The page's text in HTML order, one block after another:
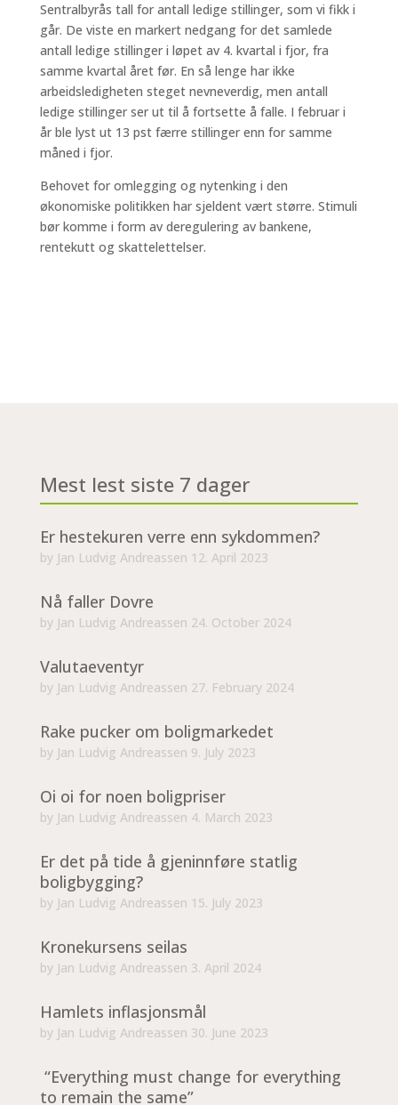
Sentralbyrås tall for antall ledige stillinger, som vi fikk i
går. De viste en markert nedgang for det samlede
antall ledige stillinger i løpet av 4. kvartal i fjor, fra
samme kvartal året før. En så lenge har ikke
arbeidsledigheten steget nevneverdig, men antall
ledige stillinger ser ut til å fortsette å falle. I februar i
år ble lyst ut 13 pst færre stillinger enn for samme
måned i fjor.
Behovet for omlegging og nytenking i den
økonomiske politikken har sjeldent vært større. Stimuli
bør komme i form av deregulering av bankene,
rentekutt og skattelettelser.
Mest lest siste 7 dager
Er hestekuren verre enn sykdommen?
by Jan Ludvig Andreassen 12. April 2023
Nå faller Dovre
by Jan Ludvig Andreassen 24. October 2024
Valutaeventyr
by Jan Ludvig Andreassen 27. February 2024
Rake pucker om boligmarkedet
by Jan Ludvig Andreassen 9. July 2023
Oi oi for noen boligpriser
by Jan Ludvig Andreassen 4. March 2023
Er det på tide å gjeninnføre statlig
boligbygging?
by Jan Ludvig Andreassen 15. July 2023
Kronekursens seilas
by Jan Ludvig Andreassen 3. April 2024
Hamlets inflasjonsmål
by Jan Ludvig Andreassen 30. June 2023
“Everything must change for everything
to remain the same”